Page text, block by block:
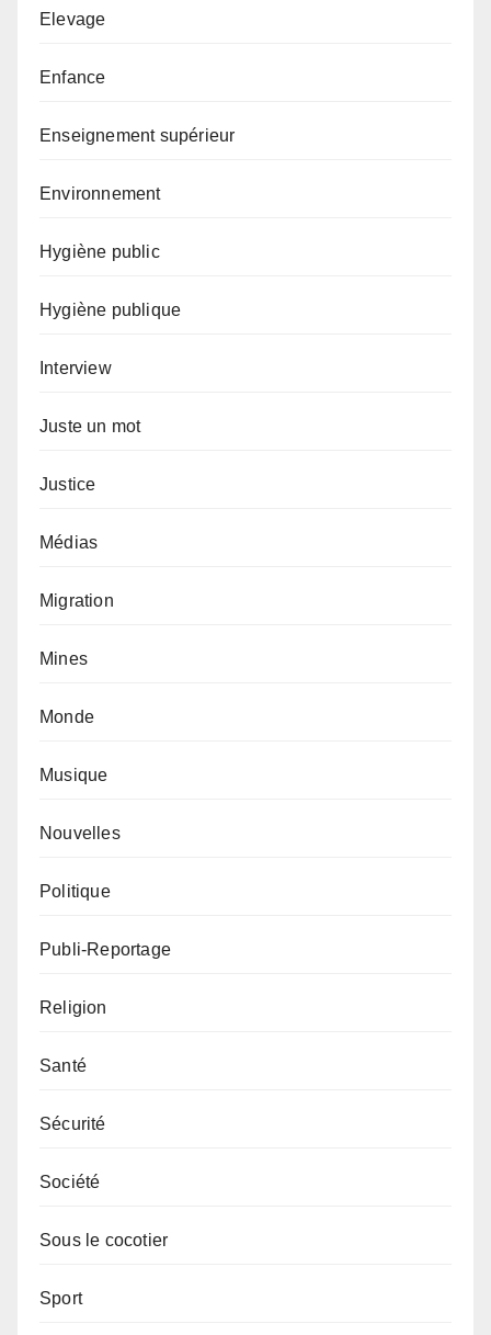
Elevage
Enfance
Enseignement supérieur
Environnement
Hygiène public
Hygiène publique
Interview
Juste un mot
Justice
Médias
Migration
Mines
Monde
Musique
Nouvelles
Politique
Publi-Reportage
Religion
Santé
Sécurité
Société
Sous le cocotier
Sport